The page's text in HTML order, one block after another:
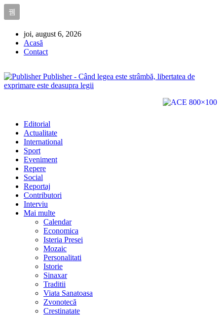
joi, august 6, 2026
Acasă
Contact
Publisher - Când legea este strâmbă, libertatea de
exprimare este deasupra legii
Editorial
Actualitate
International
Sport
Eveniment
Repere
Social
Reportaj
Contributori
Interviu
Mai multe
Calendar
Economica
Isteria Presei
Mozaic
Personalitati
Istorie
Sinaxar
Traditii
Viata Sanatoasa
Zvonotecă
Crestinatate